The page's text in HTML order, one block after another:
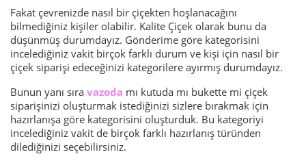
Fakat çevrenizde nasıl bir çiçekten hoşlanacağını
bilmediğiniz kişiler olabilir. Kalite Çiçek olarak bunu da
düşünmüş durumdayız. Gönderime göre kategorisini
incelediğiniz vakit birçok farklı durum ve kişi için nasıl bir
çiçek siparişi edeceğinizi kategorilere ayırmış durumdayız.
Bunun yanı sıra vazoda mı kutuda mı bukette mi çiçek
siparişinizi oluşturmak istediğinizi sizlere bırakmak için
hazırlanışa göre kategorisini oluşturduk. Bu kategoriyi
incelediğiniz vakit de birçok farklı hazırlanış türünden
dilediğinizi seçebilirsiniz.